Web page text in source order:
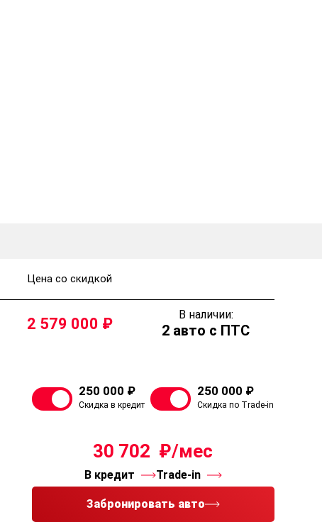
Цена со скидкой
2 579 000 В наличии:
2 авто с ПТС
250 000 ₽
Скидка в кредит
250 000 ₽
Скидка по Trade-in
30 702
В кредит Trade-in
Забронировать авто